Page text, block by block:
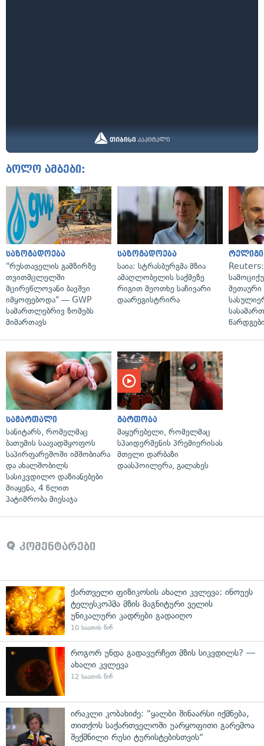
ბოლო ამბები:
საზოგადოება
"რუსთაველის გამზირზე
თვითმცლელში
მცირეწლოვანი ბავშვი
იმყოფებოდა" — GWP
სამართლებრივ ზომებს
მიმართავს
საზოგადოება
საია: სტრასბურგმა მზია
ამაღლობელის საქმეზე
რიგით მეოთხე საჩივარი
დაარეგისტრირა
მეთაური
სამართალი
სანიტარს, რომელმაც
ბათუმის საავადმყოფოს
საპირფარეშოში იმშობიარა
და ახალშობილს
სასიკვდილო დაზიანებები
მიაყენა, 4 წლით
პატიმრობა მიესაჯა
გართობა
მაყურებელი, რომელმაც
სპაიდერმენის პრემიერისას
მთელი დარბაზი
დაასპოილერა, გალახეს
კომენტარები
ქართველი ფიზიკოსის ახალი კვლევა: ინოუეს
ტელესკოპმა მზის მაგნიტური ველის
უნიკალური კადრები გადაიღო
10 საათის წინ
როგორ უნდა გადავურჩეთ მზის სიკვდილს? —
ახალი კვლევა
12 საათის წინ
ირაკლი კობახიძე: "ყალბი შინაარსი იქმნება,
თითქოს საქართველოში უარყოფითი გარემოა
შექმნილი რუსი ტურისტებისთვის"